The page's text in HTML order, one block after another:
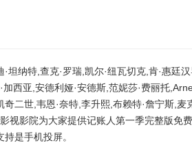
·坦纳特,查克·罗瑞,凯尔·纽瓦切克,肯·惠
加西亚,安德利娅·安德斯,范妮莎·费丽托
奇二世,韦恩·奈特,李升熙,布赖特·詹宁斯,
视影院为大家提供记账人第一季完整版免
是手机投屏。